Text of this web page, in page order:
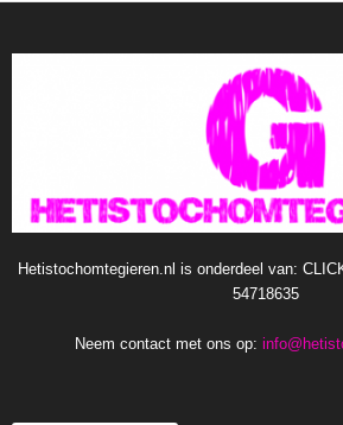
Hetistochomtegieren.nl is onderdeel van:
54718635
Neem contact met ons op: